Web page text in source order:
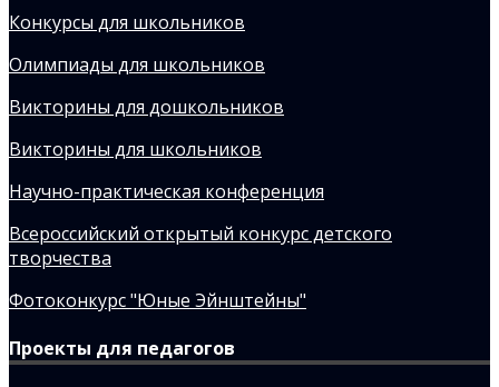
Конкурсы для школьников
Олимпиады для школьников
Викторины для дошкольников
Викторины для школьников
Научно-практическая конференция
Всероссийский открытый конкурс детского
творчества
Фотоконкурс "Юные Эйнштейны"
Проекты для педагогов